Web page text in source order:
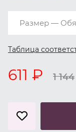
Размер —
Таблица
611 ₽ 1 144